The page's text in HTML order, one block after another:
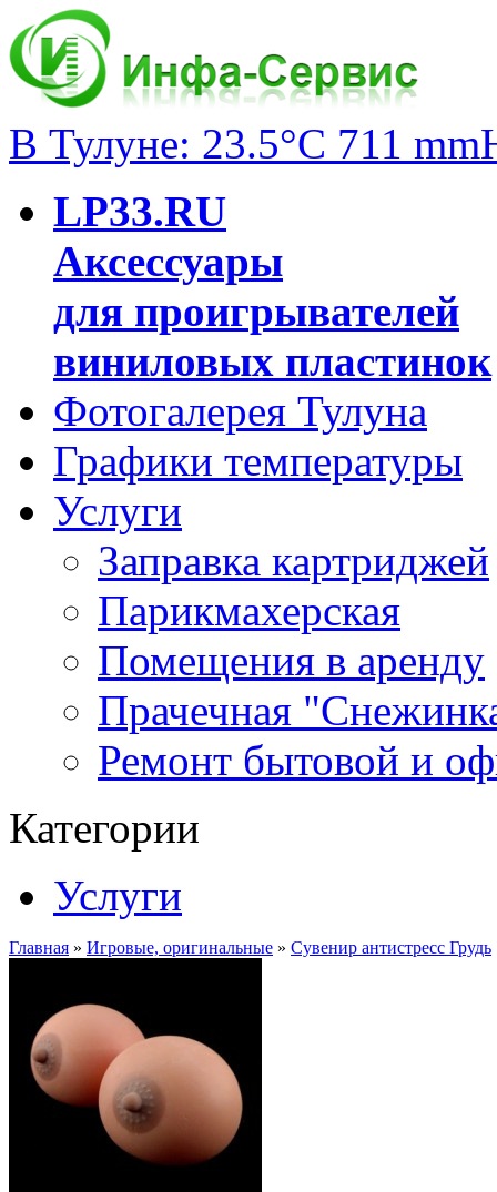
В Тулуне: 23.5°C 711
LP33.RU
Аксессуары
для проигрывателей
виниловых пластинок
Фотогалерея Тулуна
Графики температуры
Услуги
Заправка картриджей
Парикмахерская
Помещения в аренду
Прачечная
Ремонт бытовой и
Категории
Услуги
Главная » Игровые, оригинальные » Сувенир антистресс Грудь